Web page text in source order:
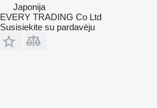
Japonija
EVERY TRADING Co Ltd
Susisiekite su pardavėju